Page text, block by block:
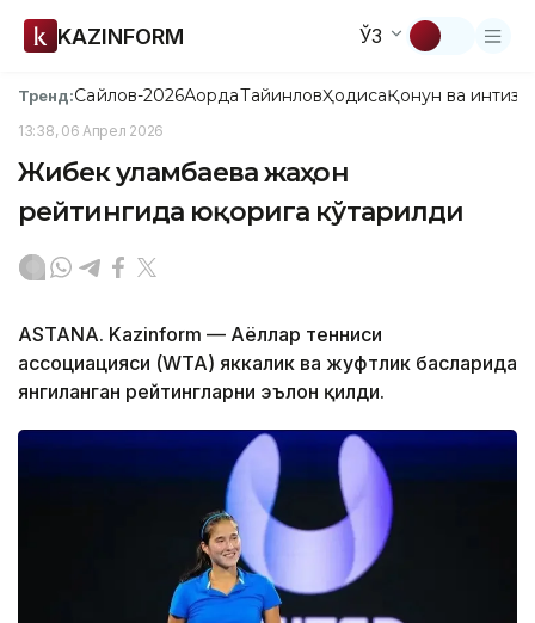
KAZINFORM ЎЗ
Тренд:Сайлов-2026АқордаТайинловҲодисаҚонун ва
13:38, 06 Апрел 2026
Жибек Қуламбаева жаҳон
рейтингида юқорига кўтарилди
ASTANA. Kazinform — Аёллар тенниси
ассоциацияси (WТА) яккалик ва жуфтлик баҳсларида
янгиланган рейтингларни эълон қилди.